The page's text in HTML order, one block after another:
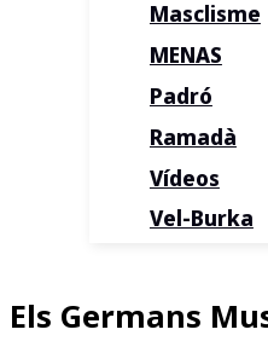
Masclisme
MENAS
Padró
Ramadà
Vídeos
Vel-Burka
Els Germans